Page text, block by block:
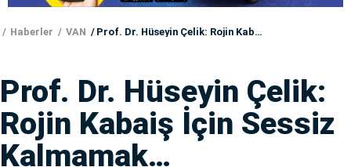
Haberler VAN Prof. Dr. Hüseyin Çelik: Rojin Kabaiş İçin Sessiz Kalmamak…
Prof. Dr. Hüseyin Çelik:
Rojin Kabaiş İçin Sessiz
Kalmamak…